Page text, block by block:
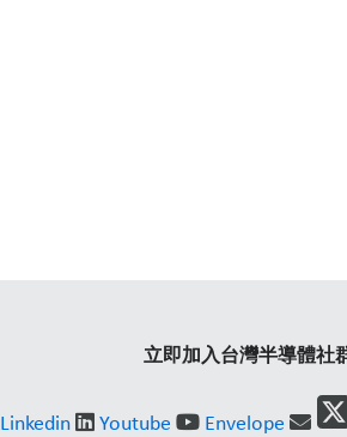
立即加入台灣半導體社
Linkedin Youtube Envelope